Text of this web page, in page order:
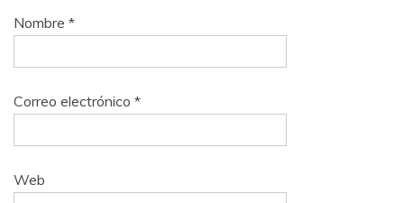
Nombre *
Correo electrónico *
Web